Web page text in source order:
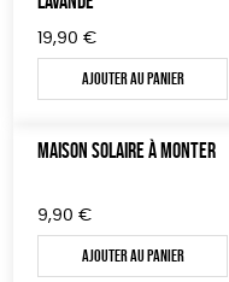
JEUX
Agriculture Biologique
19,90 €
Ajouter au panier
MAISON SOLAIRE À MONTER
9,90 €
Ajouter au panier